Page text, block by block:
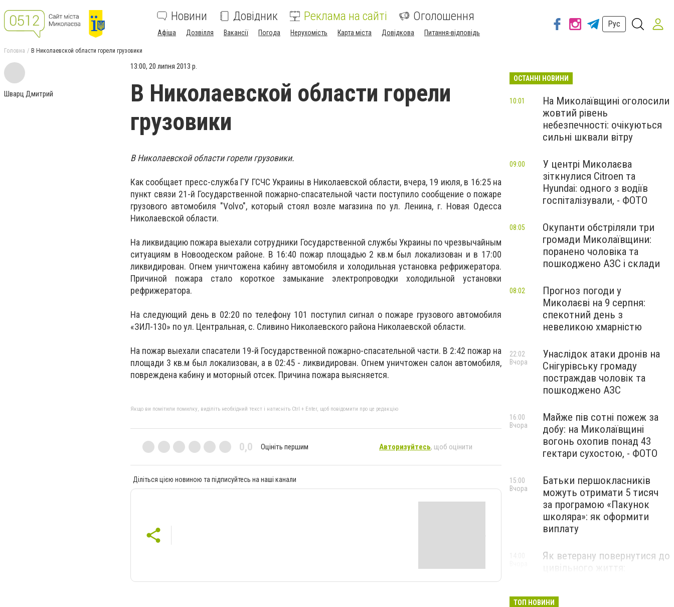
Новини Довідник Реклама на сайті Оголошення
Афіша Дозвілля Вакансії Погода Нерухомість Карта міста Довідкова Питання-відповідь
Рус
Головна В Николаевской области горели грузовики
Шварц Дмитрий
13:00, 20 липня 2013 р.
В Николаевской области горели
грузовики
В Николаевской области горели грузовики.
Как сообщает пресс-служба ГУ ГСЧС Украины в Николаевской области, вчера, 19 июля, в 16:25 на
пункт связи 21-й Государственной пожарно-спасательной части поступило сообщение о пожаре
грузового автомобиля "Volvo", который стоял возле магазина по ул. Ленина, г. Новая Одесса
Николаевской области.
На ликвидацию пожара выехали сотрудники Государственной службы Украины по чрезвычайным
ситуациям в Новоодеском районе. В 16:40 пожар площадью 2 кв.м был локализован и в 17:00
ликвидирован. Огнем уничтожена кабину автомобиля и холодильная установка рефрижератора.
Причиной пожара стало короткое замыкание электропроводки холодильной установки
рефрижератора.
На следующий день в 02:20 по телефону 101 поступил сигнал о пожаре грузового автомобиля
«ЗИЛ-130» по ул. Центральная, с. Сливино Николаевского района Николаевской области.
На пожар выехали спасатели 19-й Государственной пожарно-спасательной части. В 2:42 пожар на
площади 3 кв.м был локализован, а в 02:45 - ликвидирован. Огнем уничтожен салон автомобиля,
повреждена кабину и моторный отсек. Причина пожара выясняется.
Якщо ви помітили помилку, виділіть необхідний текст і натисніть Ctrl + Enter, щоб повідомити про це редакцію
0,0 Оцініть першим Авторизуйтесь, щоб оцінити
Діліться цією новиною та підписуйтесь на наші канали
ОСТАННІ НОВИНИ
На Миколаївщині оголосили
жовтий рівень
небезпечності: очікуються
сильні шквали вітру
10:01
У центрі Миколаєва
зіткнулися Citroen та
Hyundai: одного з водіїв
госпіталізували, - ФОТО
09:00
Окупанти обстріляли три
громади Миколаївщини:
поранено чоловіка та
пошкоджено АЗС і склади
08:05
Прогноз погоди у
Миколаєві на 9 серпня:
спекотний день з
невеликою хмарністю
08:02
Унаслідок атаки дронів на
Снігурівську громаду
постраждав чоловік та
пошкоджено АЗС
22:02
Вчора
Майже пів сотні пожеж за
добу: на Миколаївщині
вогонь охопив понад 43
гектари сухостою, - ФОТО
16:00
Вчора
Батьки першокласників
можуть отримати 5 тисяч
за програмою «Пакунок
школяра»: як оформити
виплату
15:00
Вчора
Як ветерану повернутися до
ТОП НОВИНИ